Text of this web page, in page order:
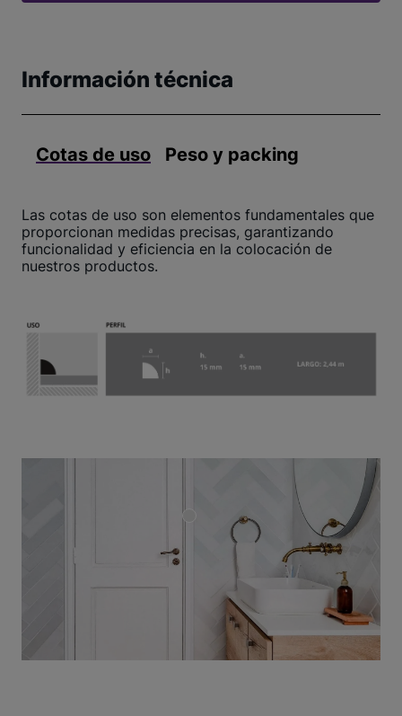
Información técnica
Cotas de uso Peso y packing
Las cotas de uso son elementos fundamentales que
proporcionan medidas precisas, garantizando
funcionalidad y eficiencia en la colocación de
nuestros productos.